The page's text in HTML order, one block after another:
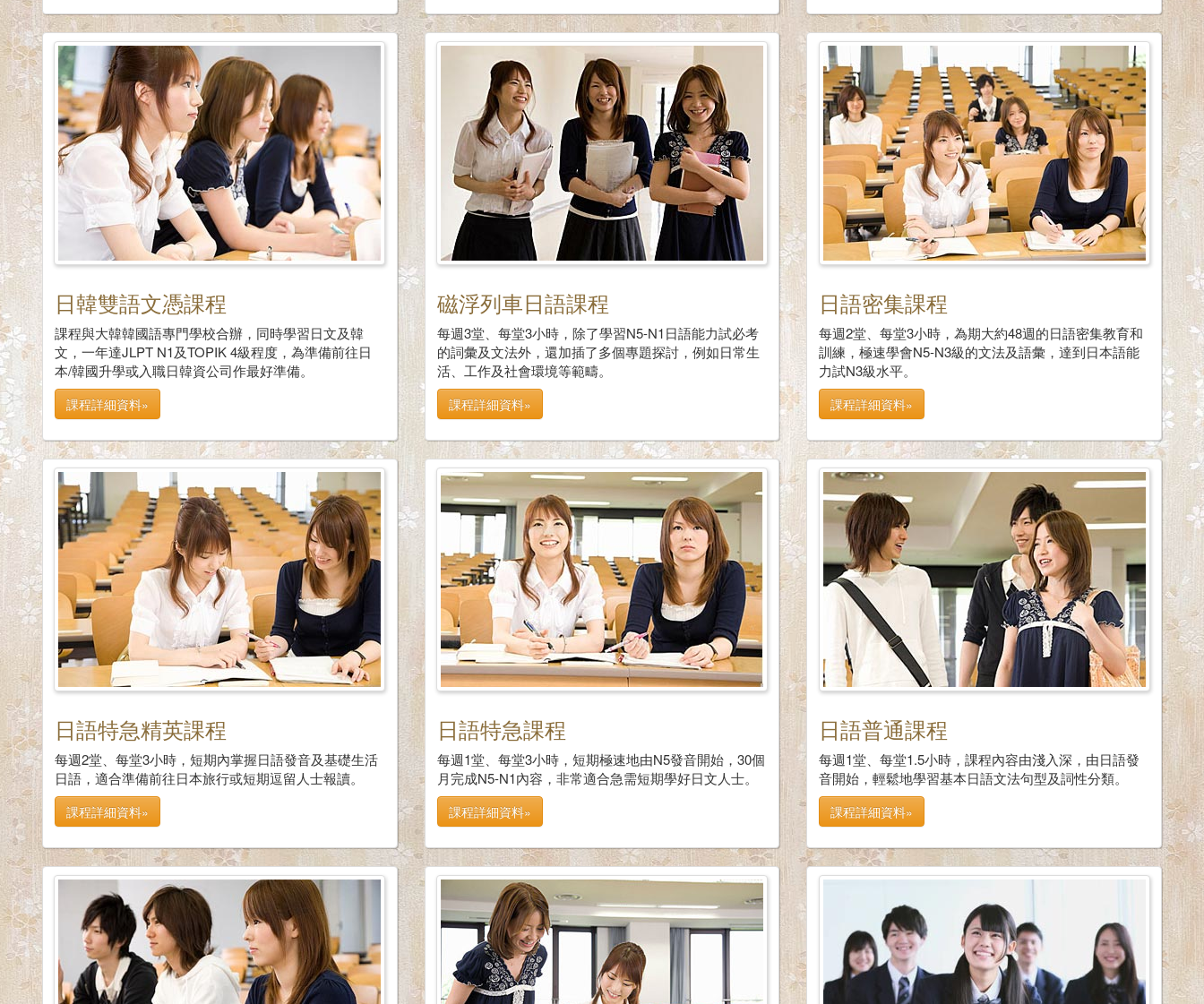
日韓雙語文憑課程
課程與大韓韓國語專門學校合辦，同時學習日文及韓
文，一年達JLPT N1及TOPIK 4級程度，為準備前往日
本/韓國升學或入職日韓資公司作最好準備。
課程詳細資料»
磁浮列車日語課程
每週3堂、每堂3小時，除了學習N5-N1日語能力試必考
的詞彙及文法外，還加插了多個專題探討，例如日常生
活、工作及社會環境等範疇。
課程詳細資料»
日語密集課程
每週2堂、每堂3小時，為期大約48週的日語密集教育和
訓練，極速學會N5-N3級的文法及語彙，達到日本語能
力試N3級水平。
課程詳細資料»
日語特急精英課程
每週2堂、每堂3小時，短期內掌握日語發音及基礎生活
日語，適合準備前往日本旅行或短期逗留人士報讀。
課程詳細資料»
日語特急課程
每週1堂、每堂3小時，短期極速地由N5發音開始，30個
月完成N5-N1內容，非常適合急需短期學好日文人士。
課程詳細資料»
日語普通課程
每週1堂、每堂1.5小時，課程內容由淺入深，由日語發
音開始，輕鬆地學習基本日語文法句型及詞性分類。
課程詳細資料»